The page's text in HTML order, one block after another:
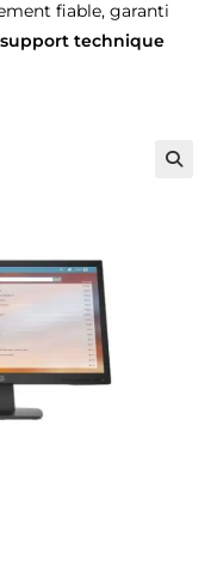
fiable, garanti
technique